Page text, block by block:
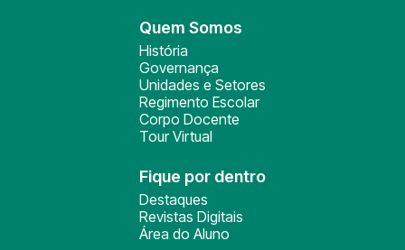
Quem Somos
História
Governança
Unidades e Setores
Regimento Escolar
Corpo Docente
Tour Virtual
Fique por dentro
Destaques
Revistas Digitais
Área do Aluno